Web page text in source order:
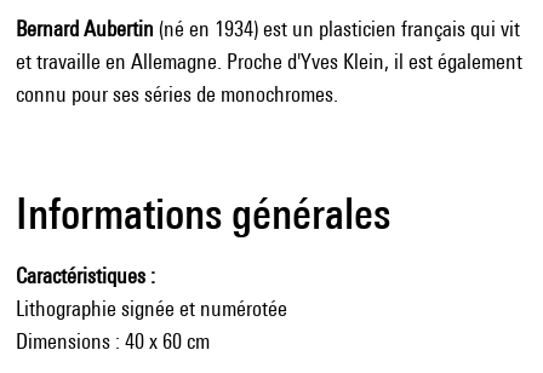
Bernard Aubertin (né en 1934) est un plasticien français qui vit
et travaille en Allemagne. Proche d'Yves Klein, il est également
connu pour ses séries de monochromes.
Informations générales
Caractéristiques
Lithographie signée et numérotée
Dimensions : 40 x 60 cm